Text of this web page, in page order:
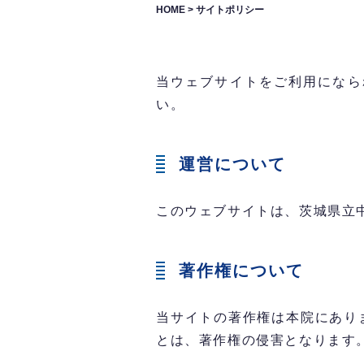
HOME > サイトポリシー
当ウェブサイトをご利用にな
い。
運営について
このウェブサイトは、茨城県
著作権について
当サイトの著作権は本院にあ
とは、著作権の侵害となります